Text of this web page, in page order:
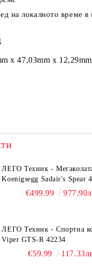
на локалното време в
x 47,03mm x
ЛЕГО Техник -
Koenigsegg Sadair's Spear
€499.99
ЛЕГО Техник - Спортна
Viper GTS-R 42234
€59.99